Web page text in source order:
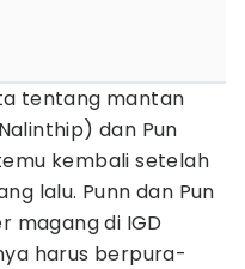
tentang mantan
dan Pun
kembali setelah
lalu. Punn dan Pun
magang di IGD
harus berpura-